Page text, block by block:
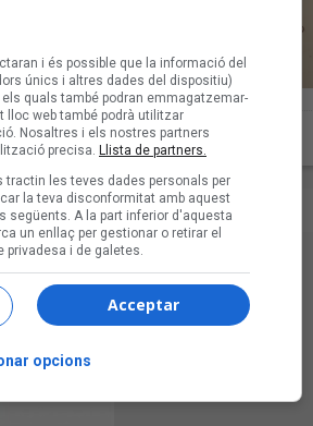
i disc
i és possible que la informació del
únics i altres dades del dispositiu)
quals també podran emmagatzemar-
lloc web també podrà utilitzar
Nosaltres i els nostres partners
precisa. Llista de partners.
tractin les teves dades personals per
la teva disconformitat amb aquest
següents. A la part inferior d'aquesta
un enllaç per gestionar o retirar el
privadesa i de galetes.
Acceptar
opcions